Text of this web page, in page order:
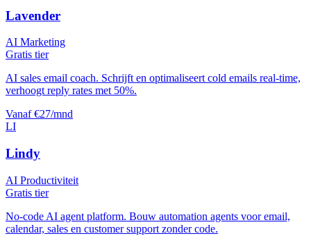
Lavender
AI Marketing
Gratis tier
AI sales email coach. Schrijft en optimaliseert cold emails real-time,
verhoogt reply rates met 50%.
Vanaf €27/mnd
LI
Lindy
AI Productiviteit
Gratis tier
No-code AI agent platform. Bouw automation agents voor email,
calendar, sales en customer support zonder code.